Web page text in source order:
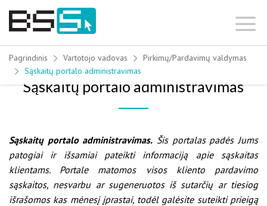
Skip
Pagrindinis Vartotojo vadovas
Pirkimų/Pardavimų valdymas
Sąskaitų portalo administravimas
Sąskaitų portalo administravimas
Sąskaitų portalo administravimas. Šis portalas padės Jums
patogiai ir išsamiai pateikti informaciją apie sąskaitas
klientams. Portale matomos visos kliento pardavimo
sąskaitos, nesvarbu ar sugeneruotos iš sutarčių ar tiesiog
išrašomos kas mėnesį įprastai, todėl galėsite suteikti prieigą